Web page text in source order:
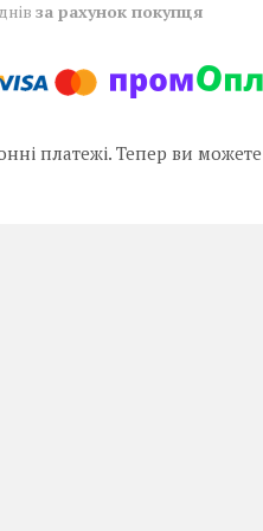
за рахунок покупця
платежі. Тепер ви